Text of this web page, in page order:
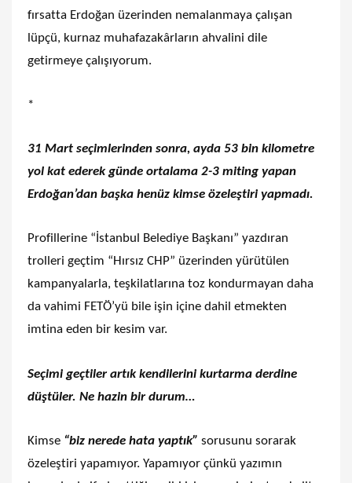
fırsatta Erdoğan üzerinden nemalanmaya çalışan
lüpçü, kurnaz muhafazakârların ahvalini dile
getirmeye çalışıyorum.
*
31 Mart seçimlerinden sonra, ayda 53 bin kilometre
yol kat ederek günde ortalama 2-3 miting yapan
Erdoğan’dan başka henüz kimse özeleştiri yapmadı.
Profillerine “İstanbul Belediye Başkanı” yazdıran
trolleri geçtim “Hırsız CHP” üzerinden yürütülen
kampanyalarla, teşkilatlarına toz kondurmayan daha
da vahimi FETÖ’yü bile işin içine dahil etmekten
imtina eden bir kesim var.
Seçimi geçtiler artık kendilerini kurtarma derdine
düştüler. Ne hazin bir durum…
Kimse “biz nerede hata yaptık” sorusunu sorarak
özeleştiri yapamıyor. Yapamıyor çünkü yazımın